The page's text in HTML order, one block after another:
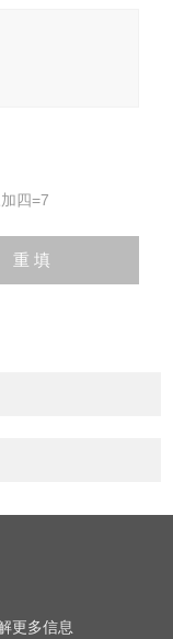
四=7
更多信息